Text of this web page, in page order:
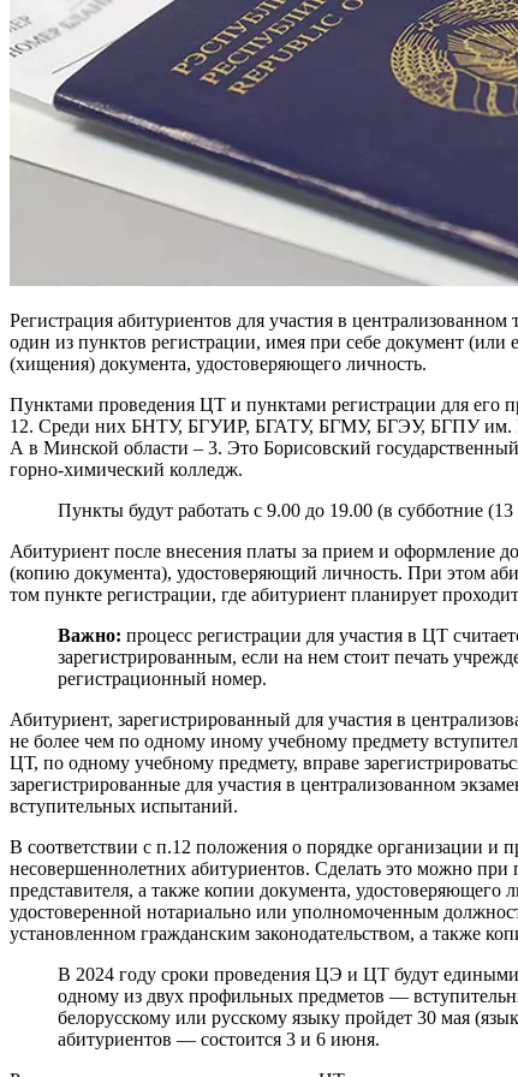
Регистрация абитуриентов для участия в
один из пунктов регистрации, имея при себе документ
(хищения) документа, удостоверяющего личность.
Пунктами проведения ЦТ и пунктами регистрации для его
12. Среди них БНТУ, БГУИР, БГАТУ, БГМУ, БГЭУ, БГПУ им.
А в Минской области – 3. Это Борисовский
горно-химический колледж.
Пункты будут работать с 9.00 до 19.00 (в субботние
Абитуриент после внесения платы за прием и оформление
(копию документа), удостоверяющий личность. При этом
том пункте регистрации, где абитуриент планирует
Важно: процесс регистрации для участия в ЦТ
зарегистрированным, если на нем стоит печать
регистрационный номер.
Абитуриент, зарегистрированный для участия в
не более чем по одному иному учебному предмету
ЦТ, по одному учебному предмету, вправе
зарегистрированные для участия в централизованном
вступительных испытаний.
В соответствии с п.12 положения о порядке организации и
несовершеннолетних абитуриентов. Сделать это можно
представителя, а также копии документа,
удостоверенной нотариально или уполномоченным
установленном гражданским законодательством, а также
В 2024 году сроки проведения ЦЭ и ЦТ будут
одному из двух профильных предметов —
белорусскому или русскому языку пройдет 30 мая
абитуриентов — состоится 3 и 6 июня.